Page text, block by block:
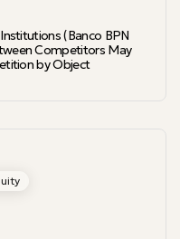
(Banco BPN
Competitors May
by Object